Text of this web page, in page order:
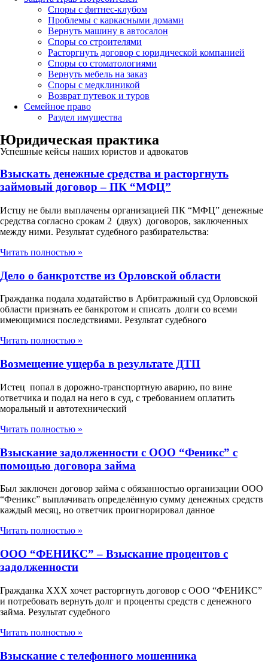
Споры с фитнес-клубом
Проблемы с каркасными домами
Вернуть машину в автосалон
Споры со строителями
Расторгнуть договор с юридической компанией
Споры со стоматологиями
Вернуть мебель на заказ
Споры с медклиникой
Возврат путевок и туров
Семейное право
Раздел имущества
Юридическая практика
Успешные кейсы наших юристов и адвокатов
Взыскать денежные средства и расторгнуть
займовый договор – ПК “МФЦ”
Истцу не были выплачены организацией ПК “МФЦ” денежные
средства согласно срокам 2 (двух) договоров, заключенных
между ними. Результат судебного разбирательства:
Читать полностью »
Дело о банкротстве из Орловской области
Гражданка подала ходатайство в Арбитражный суд Орловской
области признать ее банкротом и списать долги со всеми
имеющимися последствиями. Результат судебного
Читать полностью »
Возмещение ущерба в результате ДТП
Истец попал в дорожно-транспортную аварию, по вине
ответчика и подал на него в суд, с требованием оплатить
моральный и автотехнический
Читать полностью »
Взыскание задолженности с ООО “Феникс” с
помощью договора займа
Был заключен договор займа с обязанностью организации ООО
“Феникс” выплачивать определённую сумму денежных средств
каждый месяц, но ответчик проигнорировал данное
Читать полностью »
ООО “ФЕНИКС” – Взыскание процентов с
задолженности
Гражданка ХХХ хочет расторгнуть договор с ООО “ФЕНИКС”
и потребовать вернуть долг и проценты средств с денежного
займа. Результат судебного
Читать полностью »
Взыскание с телефонного мошенника